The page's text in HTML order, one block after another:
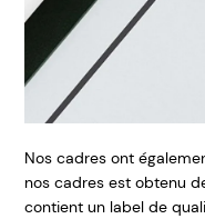
Nos cadres ont
nos cadres est obtenu
contient un label de